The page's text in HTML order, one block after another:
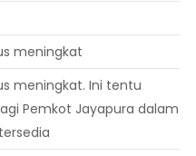
meningkat
meningkat. Ini tentu
Pemkot Jayapura dalam